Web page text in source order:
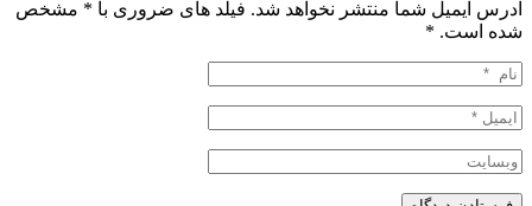
آدرس ایمیل شما منتشر نخواهد شد. فیلد های ضروری با * مشخص
شده است. *